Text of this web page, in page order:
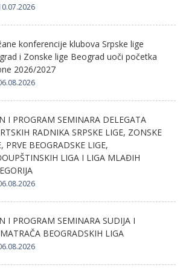
konferencije klubova Srpske lige
i Zonske lige Beograd uoči početka
2026/2027
I PROGRAM SEMINARA DELEGATA
RADNIKA SRPSKE LIGE, ZONSKE
PRVE BEOGRADSKE LIGE,
LIGA I LIGA MLAĐIH
I PROGRAM SEMINARA SUDIJA I
BEOGRADSKIH LIGA